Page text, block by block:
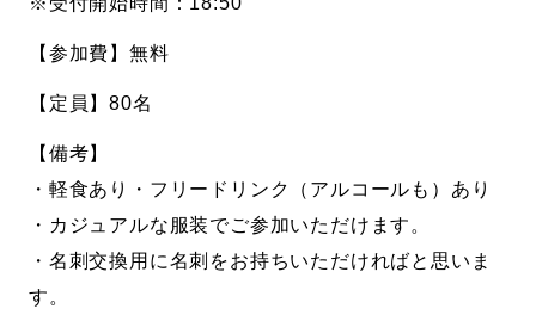
【参加費】無料
【定員】80名
【備考】
・軽食あり・フリードリンク（アルコールも）あり
・カジュアルな服装でご参加いただけます。
・名刺交換用に名刺をお持ちいただければと思いま
す。